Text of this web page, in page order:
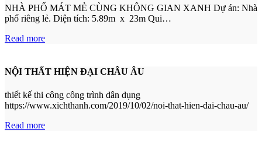
NHÀ PHỐ MÁT MẺ CÙNG KHÔNG GIAN XANH Dự án: Nhà
phố riêng lẻ. Diện tích: 5.89m x 23m Qui…
Read more
NỘI THẤT HIỆN ĐẠI CHÂU ÂU
thiết kế thi công công trình dân dụng
https://www.xichthanh.com/2019/10/02/noi-that-hien-dai-chau-au/
Read more